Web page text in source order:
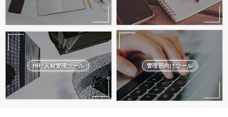
HR･人材管理ツール 管理部向けツール